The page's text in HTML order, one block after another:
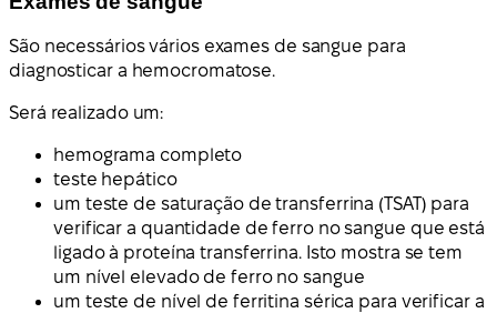
São necessários vários exames de sangue para
diagnosticar a hemocromatose.
Será realizado um:
hemograma completo
teste hepático
um teste de saturação de transferrina (TSAT) para
verificar a quantidade de ferro no sangue que está
ligado à proteína transferrina. Isto mostra se tem
um nível elevado de ferro no sangue
um teste de nível de ferritina sérica para verificar a